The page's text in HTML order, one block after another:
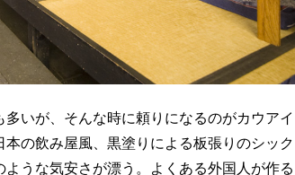
いが、そんな時に頼りになるのがカウアイ
の飲み屋風、黒塗りによる板張りのシック
うな気安さが漂う。よくある外国人が作る